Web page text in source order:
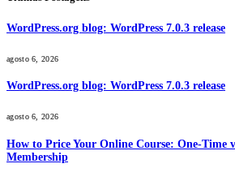
WordPress.org blog: WordPress 7.0.3 release
agosto 6, 2026
WordPress.org blog: WordPress 7.0.3 release
agosto 6, 2026
How to Price Your Online Course: One-Time
Membership